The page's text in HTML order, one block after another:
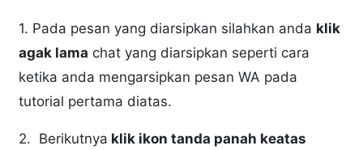
1. Pada pesan yang diarsipkan silahkan anda klik
agak lama chat yang diarsipkan seperti cara
ketika anda mengarsipkan pesan WA pada
tutorial pertama diatas.
2. Berikutnya klik ikon tanda panah keatas